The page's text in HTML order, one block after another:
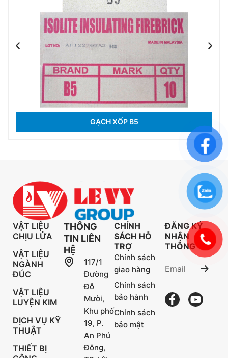
GẠCH XỐP B5
VẬT LIỆU
CHỊU LỬA
VẬT LIỆU
NGÀNH
ĐÚC
VẬT LIỆU
LUYỆN KIM
DỊCH VỤ KỸ
THUẬT
THIẾT BỊ
THÔNG
TIN LIÊN
HỆ
117/1
Đường
Đỗ
Mười,
Khu phố
19, P.
An Phú
Đông,
CHÍNH
SÁCH HỖ
TRỢ
Chính sách
giao hàng
Chính sách
bảo hành
Chính sách
bảo mật
ĐĂNG KÝ
NHẬN
THÔNG TIN